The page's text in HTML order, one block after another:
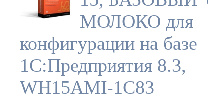
МОЛОКО для
конфигурации на базе
1С:Предприятия 8.3,
WH15AMI-1C83